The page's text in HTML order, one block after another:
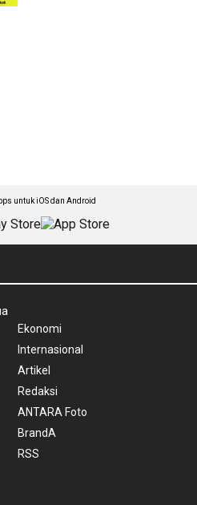
untuk iOS dan Android
Ekonomi
Internasional
Artikel
Redaksi
ANTARA Foto
BrandA
RSS